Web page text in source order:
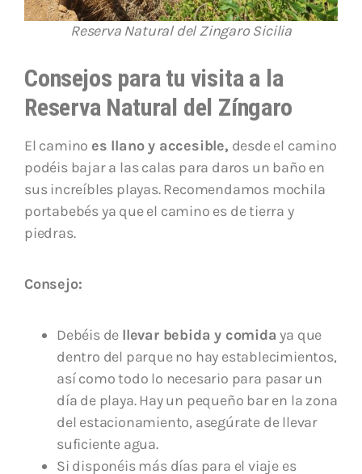
Reserva Natural del Zingaro Sicilia
Consejos para tu visita a la
Reserva Natural del Zíngaro
El camino es llano y accesible, desde el camino
podéis bajar a las calas para daros un baño en
sus increíbles playas. Recomendamos mochila
portabebés ya que el camino es de tierra y
piedras.
Consejo:
Debéis de llevar bebida y comida ya que
dentro del parque no hay establecimientos,
así como todo lo necesario para pasar un
día de playa. Hay un pequeño bar en la zona
del estacionamiento, asegúrate de llevar
suficiente agua.
Si disponéis más días para el viaje es